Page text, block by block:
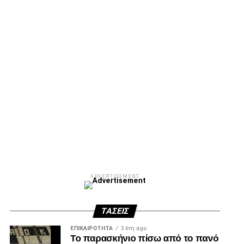
ADVERTISEMENT
ΤΆΣΕΙΣ
ΕΠΙΚΑΙΡΌΤΗΤΑ 3 έτη ago
Το παρασκήνιο πίσω από το πανό